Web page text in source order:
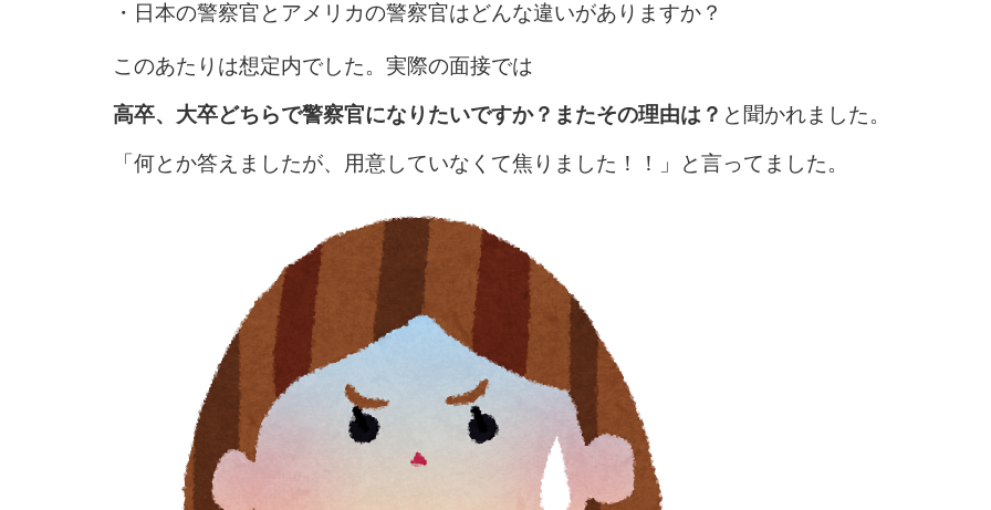
・日本の警察官とアメリカの警察官はどんな違いがありますか？
このあたりは想定内でした。実際の面接では
高卒、大卒どちらで警察官になりたいですか？またその理由は？ と聞かれました。
「何とか答えましたが、用意していなくて焦りました！！」と言ってました。